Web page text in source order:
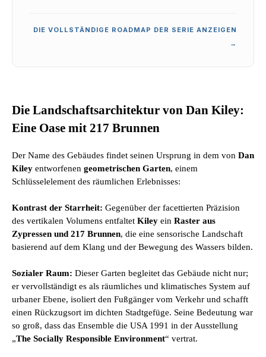
DIE VOLLSTÄNDIGE ROADMAP DER SERIE ANZEIGEN
→
Die Landschaftsarchitektur von Dan Kiley:
Eine Oase mit 217 Brunnen
Der Name des Gebäudes findet seinen Ursprung in dem von Dan
Kiley entworfenen geometrischen Garten, einem
Schlüsselelement des räumlichen Erlebnisses:
Kontrast der Starrheit: Gegenüber der facettierten Präzision
des vertikalen Volumens entfaltet Kiley ein Raster aus
Zypressen und 217 Brunnen, die eine sensorische Landschaft
basierend auf dem Klang und der Bewegung des Wassers bilden.
Sozialer Raum: Dieser Garten begleitet das Gebäude nicht nur;
er vervollständigt es als räumliches und klimatisches System auf
urbaner Ebene, isoliert den Fußgänger vom Verkehr und schafft
einen Rückzugsort im dichten Stadtgefüge. Seine Bedeutung war
so groß, dass das Ensemble die USA 1991 in der Ausstellung
„The Socially Responsible Environment“ vertrat.